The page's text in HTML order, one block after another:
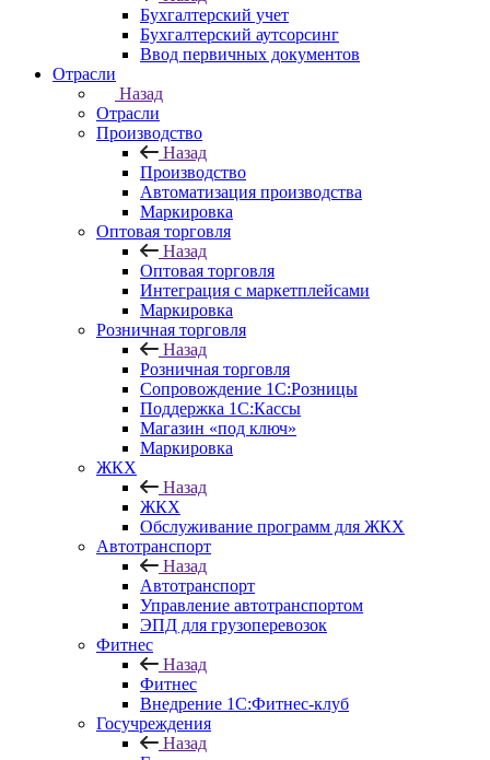
Бухгалтерский учет
Бухгалтерский аутсорсинг
Ввод первичных документов
Отрасли
Назад
Отрасли
Производство
Назад
Производство
Автоматизация производства
Маркировка
Оптовая торговля
Назад
Оптовая торговля
Интеграция с маркетплейсами
Маркировка
Розничная торговля
Назад
Розничная торговля
Сопровождение 1С:Розницы
Поддержка 1С:Кассы
Магазин «под ключ»
Маркировка
ЖКХ
Назад
ЖКХ
Обслуживание программ для ЖКХ
Автотранспорт
Назад
Автотранспорт
Управление автотранспортом
ЭПД для грузоперевозок
Фитнес
Назад
Фитнес
Внедрение 1С:Фитнес-клуб
Госучреждения
Назад